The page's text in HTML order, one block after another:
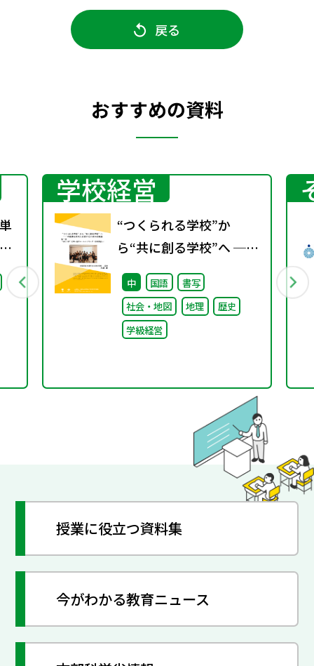
戻る
おすすめの資料
学校経営
“つくられる学校”か
ら“共に創る学校”へ ──
不確実な時代に応答する
小津中の実践 第一回 “当
たり前”を問い直すルー
ルメイキング（校則見直
中 国語
書写
社会・地図
地理
歴史
学級経営
授業に役立つ資料集
今がわかる教育ニュース